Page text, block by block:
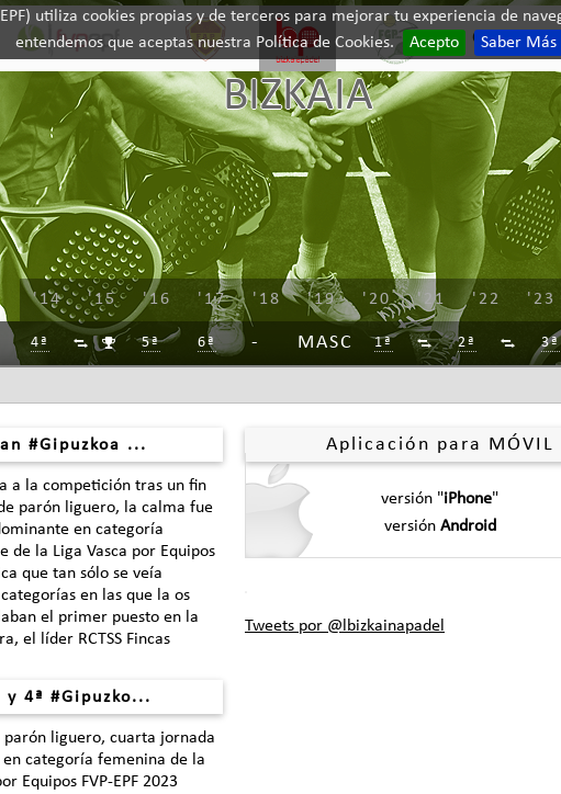
EPF) utiliza cookies propias y de terceros para mejorar tu experiencia de
entendemos que aceptas nuestra Política de Cookies.
Acepto Saber Más
Contacto
BIZKAIA
'23
'22
'21
'20
'19
'18
'17
'16
'15
'14
4ª   5ª 6ª MASC 1ª  2ª  3ª
#Gipuzkoa ...
a la competición tras un fin
parón liguero, la calma fue
en categoría
de la Liga Vasca por Equipos
que tan sólo se veía
en las que la os
el primer puesto en la
el líder RCTSS Fincas
4ª #Gipuzko...
parón liguero, cuarta jornada
en categoría femenina de la
Equipos FVP-EPF 2023
Aplicación para MÓVIL
versión "iPhone"
versión Android
Tweets por @lbizkainapadel